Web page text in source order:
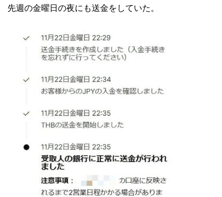
先週の金曜日の夜にも送金をしていた。